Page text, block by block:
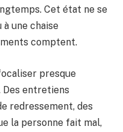
Cet état ne se
à une chaise
comptent.
presque
Des entretiens
redressement, des
la personne fait mal,